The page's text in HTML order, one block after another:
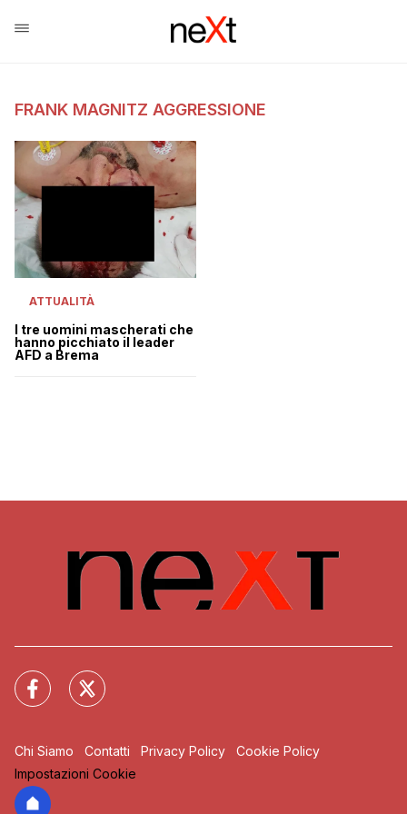
FRANK MAGNITZ AGGRESSIONE
ATTUALITÀ
I tre uomini mascherati che
hanno picchiato il leader
AFD a Brema
Chi Siamo Contatti Privacy Policy
Cookie Policy
Impostazioni Cookie